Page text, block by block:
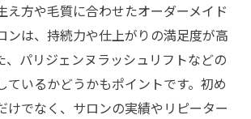
え方や毛質に合わせたオーダーメイド
ンは、持続力や仕上がりの満足度が高
、パリジェンヌラッシュリフトなどの
ているかどうかもポイントです。初め
けでなく、サロンの実績やリピーター